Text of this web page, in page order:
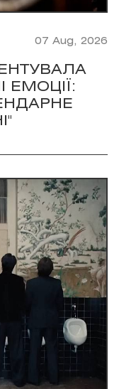
07 Aug, 2026
ЕМОЦІЇ: